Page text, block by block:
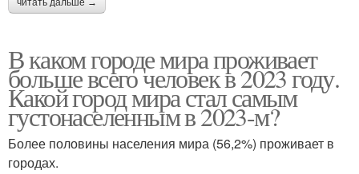
читать дальше →
В каком городе мира проживает
больше всего человек в 2023 году.
Какой город мира стал самым
густонаселенным в 2023-м?
Более половины населения мира (56,2%) проживает в
городах.